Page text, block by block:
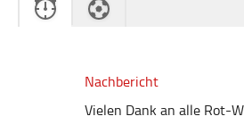
Nachbericht
Vielen Dank an alle Rot-